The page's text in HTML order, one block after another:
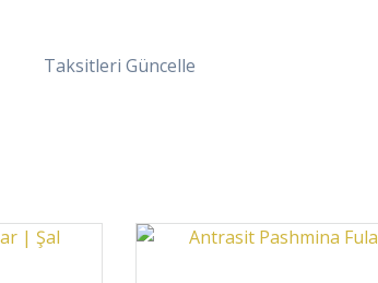
Taksitleri Güncelle